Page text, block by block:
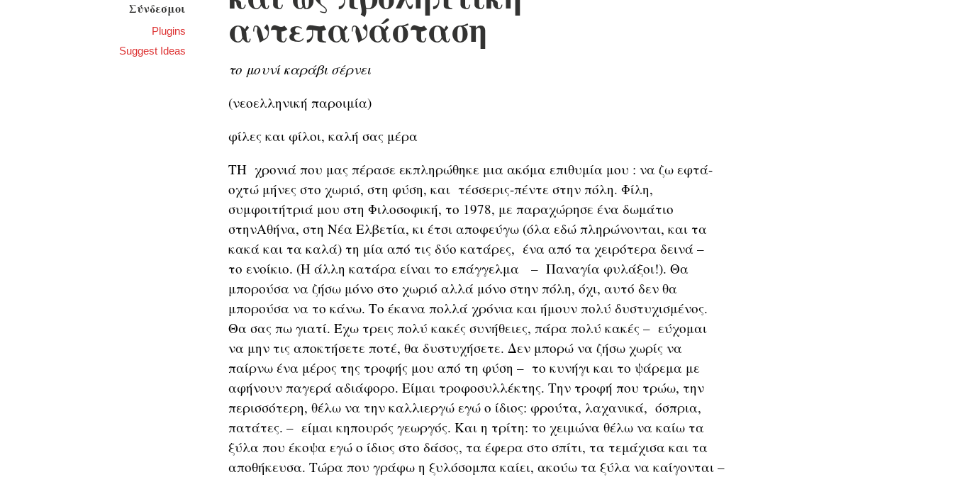
αντεπανάσταση
το μουνί καράβι σέρνει
(νεοελληνική παροιμία)
φίλες και φίλοι, καλή σας μέρα
ΤΗ χρονιά που μας πέρασε εκπληρώθηκε μια ακόμα επιθυμία μου : να ζω εφτά-
οχτώ μήνες στο χωριό, στη φύση, και τέσσερις-πέντε στην πόλη. Φίλη,
συμφοιτήτριά μου στη Φιλοσοφική, το 1978, με παραχώρησε ένα δωμάτιο
στηνΑθήνα, στη Νέα Ελβετία, κι έτσι αποφεύγω (όλα εδώ πληρώνονται, και τα
κακά και τα καλά) τη μία από τις δύο κατάρες, ένα από τα χειρότερα δεινά –
το ενοίκιο. (Η άλλη κατάρα είναι το επάγγελμα – Παναγία φυλάξοι!). Θα
μπορούσα να ζήσω μόνο στο χωριό αλλά μόνο στην πόλη, όχι, αυτό δεν θα
μπορούσα να το κάνω. Το έκανα πολλά χρόνια και ήμουν πολύ δυστυχισμένος.
Θα σας πω γιατί. Έχω τρεις πολύ κακές συνήθειες, πάρα πολύ κακές – εύχομαι
να μην τις αποκτήσετε ποτέ, θα δυστυχήσετε. Δεν μπορώ να ζήσω χωρίς να
παίρνω ένα μέρος της τροφής μου από τη φύση – το κυνήγι και το ψάρεμα με
αφήνουν παγερά αδιάφορο. Είμαι τροφοσυλλέκτης. Την τροφή που τρώω, την
περισσότερη, θέλω να την καλλιεργώ εγώ ο ίδιος: φρούτα, λαχανικά, όσπρια,
πατάτες. – είμαι κηπουρός γεωργός. Και η τρίτη: το χειμώνα θέλω να καίω τα
ξύλα που έκοψα εγώ ο ίδιος στο δάσος, τα έφερα στο σπίτι, τα τεμάχισα και τα
αποθήκευσα. Τώρα που γράφω η ξυλόσομπα καίει, ακούω τα ξύλα να καίγονται –
Σύνδεσμοι
Plugins
Suggest Ideas